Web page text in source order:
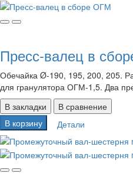
Пресс-валец в
Обечайка Ø-190, 195, 200, 205.
для гранулятора ОГМ-1,5. Два
В закладки
В сравнение
В корзину
Детали